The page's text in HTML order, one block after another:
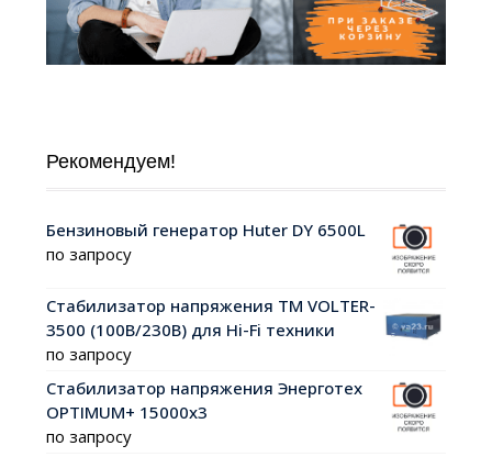
Рекомендуем!
Бензиновый генератор Huter DY 6500L
по запросу
Стабилизатор напряжения ТМ VOLTER-
3500 (100В/230В) для Hi-Fi техники
по запросу
Стабилизатор напряжения Энерготех
OPTIMUM+ 15000х3
по запросу